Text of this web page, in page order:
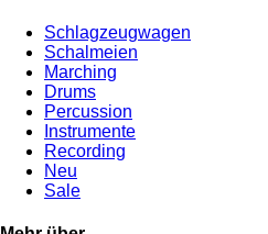
Schlagzeugwagen
Schalmeien
Marching
Drums
Percussion
Instrumente
Recording
Neu
Sale